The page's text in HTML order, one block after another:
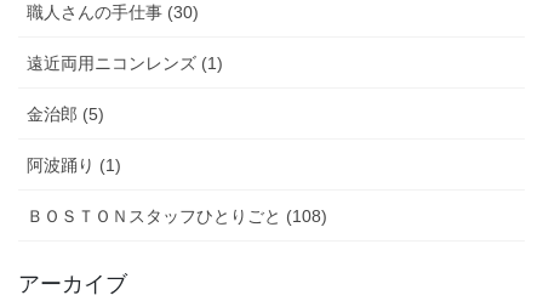
職人さんの手仕事 (30)
遠近両用ニコンレンズ (1)
金治郎 (5)
阿波踊り (1)
ＢＯＳＴＯＮスタッフひとりごと (108)
アーカイブ